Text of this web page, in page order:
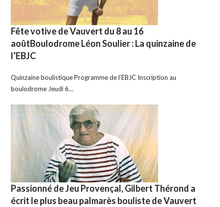
Fête votive de Vauvert du 8 au 16
aoûtBoulodrome Léon Soulier : La quinzaine de
l’EBJC
Quinzaine boulistique Programme de l’EBJC Inscription au
boulodrome Jeudi 6…
Passionné de Jeu Provençal, Gilbert Thérond a
écrit le plus beau palmarès bouliste de Vauvert